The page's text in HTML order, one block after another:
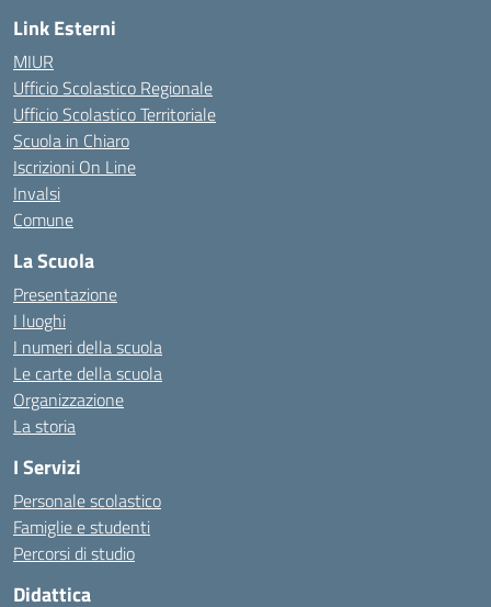
Link Esterni
MIUR
Ufficio Scolastico Regionale
Ufficio Scolastico Territoriale
Scuola in Chiaro
Iscrizioni On Line
Invalsi
Comune
La Scuola
Presentazione
I luoghi
I numeri della scuola
Le carte della scuola
Organizzazione
La storia
I Servizi
Personale scolastico
Famiglie e studenti
Percorsi di studio
Didattica